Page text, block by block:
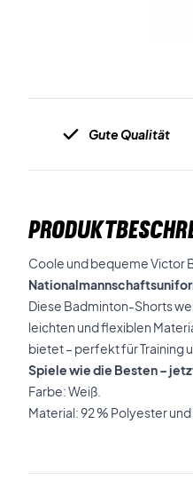
Gute Qualität
Coole und bequeme Victor
Diese Badminton-Shorts
leichten und flexiblen
bietet – perfekt für Training
Spiele wie die Besten –
Farbe: Weiß.
Material: 92 % Polyester und